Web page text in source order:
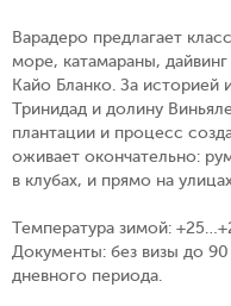
Варадеро предлагает
море, катамараны,
Кайо Бланко. За историей
Тринидад и долину
плантации и процесс
оживает окончательно:
в клубах, и прямо на
Температура зимой:
Документы: без визы до
дневного периода.